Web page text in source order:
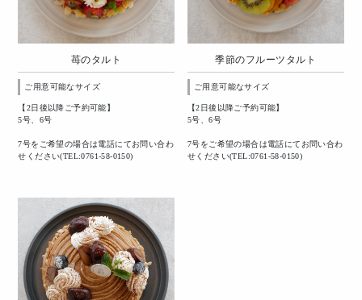
苺のタルト
ご用意可能なサイズ
【2日後以降ご予約可能】
5号、6号
7号をご希望の場合は電話にてお問い合わ
せください(TEL:0761-58-0150)
季節のフルーツタルト
ご用意可能なサイズ
【2日後以降ご予約可能】
5号、6号
7号をご希望の場合は電話にてお問い合わ
せください(TEL:0761-58-0150)